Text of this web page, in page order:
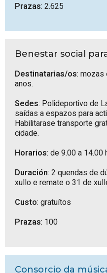
Prazas: 2.625
Benestar social
Destinatarias/os: mozas
anos.
Sedes: Polideportivo de
saídas a espazos para
Habilitarase transporte
cidade.
Horarios: de 9.00 a 14.00
Duración: 2 quendas de
xullo e remate o 31 de
Custo: gratuítos
Prazas: 100
Consorcio da